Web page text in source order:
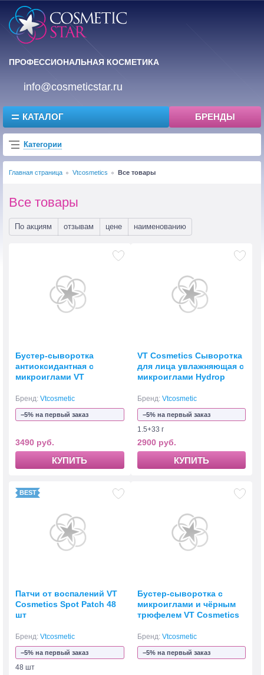
ПРОФЕССИОНАЛЬНАЯ КОСМЕТИКА
info@cosmeticstar.ru
КАТАЛОГ БРЕНДЫ
Категории
Главная страница Vtcosmetics Все товары
Все товары
По акциям отзывам цене наименованию
Бустер-сыворотка
антиоксидантная с
микроиглами VT
Reedle Shot 100
Бренд: Vtcosmetic
−5% на первый заказ
3490 руб.
КУПИТЬ
VT Cosmetics Сыворотка
для лица увлажняющая с
микроиглами Hydrop
Бренд: Vtcosmetic
−5% на первый заказ
1.5+33 г
2900 руб.
КУПИТЬ
Патчи от воспалений VT
Cosmetics Spot Patch 48
шт
Бренд: Vtcosmetic
−5% на первый заказ
48 шт
Бустер-сыворотка с
микроиглами и чёрным
трюфелем VT Cosmetics
100
Бренд: Vtcosmetic
−5% на первый заказ